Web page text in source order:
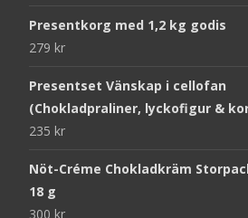
Presentkorg med 1,2 kg godis
279 kr
Presentset Vänskap i cellofan
(Chokladpraliner, lyckofigur &
235 kr
Nöt-Créme Chokladkräm
18 g
300 kr